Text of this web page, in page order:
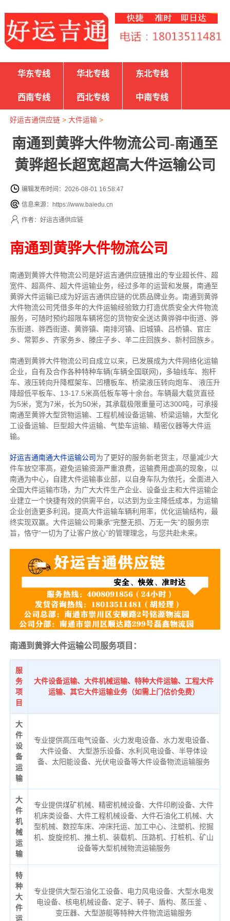
华东专线 华北专线 东北专线
西南专线 西北专线 中南专线
好运吉通供应链> 大件运输>
南通到黄骅大件物流公司-南通至
黄骅超长超宽超高大件运输公司
编辑发布时间：2026-08-01 16:58:47
信息来源：https://www.baiedu.cn
作者：好运吉通供应链
南通到黄骅大件物流公司
南通到黄骅大件物流公司是好运吉通供应链推出的专业超长件、超
宽件、超高件、超大件运输业务，经过多年的运营和发展，南通至
黄骅大件运输已成为好运吉通供应链的优质品牌业务。南通到黄骅
大件物流公司凭借多年的大件运输经验致力打造优质安全大件物流
服务，可随时预约超限车辆将您的货物安全送达黄骅骅中街道、骅
东街道、骅西街道、黄骅镇、南排河镇、旧城镇、吕桥镇、官庄
乡、常郭乡、齐家务乡、滕庄子乡、羊二庄回族乡、新村回族乡。
南通到黄骅大件物流公司自成立以来，已发展成为大件网络化运输
企业，自有及合作各种特种车辆(车辆全国联网)，多轴线车、抱杆
车、液压转向升降框架车、凹槽板车、桥梁液压转向炮车、 液压升
降超低平板车、13-17.5米高低板车等十余台。车辆最大载货直径
为5米，宽为7米，长为50米，其承载极限重量可达300吨，可承接
南通至黄骅大型货物运输、工程机械设备运输、桥梁运输，大型化
工设备运输、巨型超大件运输、气垫车运输、精密仪器等大件运
输。
好运吉通南通大件运输公司为了更好的服务新老货主，尽量减少大
件车放空率高，避免运输资源严重浪费，运输费用虚高的现象，以
南通为中心，自建大件运输事业部，以自身车队为依托，全面进入
全国大件运输市场，为广大大件生产企业、设备业主和大件运输企
业建立一个快捷有效的供需平台，以达到为业主降低成本，为运输
企业创造更多利润。提高大件运输车辆利用率，优化运输结构，最
终实现双赢。大件运输公司秉承“完整无损、万无一失”的服务宗
旨，恪守“一切为了让客户放心”的管理理念，与您共赴未来。
南通到黄骅大件运输公司服务项目：
服
务
项
目
大件设备运输、大件机械运输、特种大件运输、工程大件
运输、其它大件运输业务（如需上门估价免费）
大
件
设
备
运
输
专业提供高压电气设备、火力发电设备、水力发电设备、
大件设备、 大型游乐设备、水利风电设备、半导体设
备、太阳能设备、光伏电设备等大件设备物流运输服务
大
件
机
械
运
输
专业提供煤矿机械、精密机械设备、大件印刷设备、大件
机床类设备、大件工程机械设备、大件石油化工机械、大
型机械、数控车床、冲床托运、加工中心、注塑机、挖掘
机、旋旋挖机、推土机、装载机、压路机、打桩机、矿山
设备等大型机械物流运输服务
特
种
大
件
运
专业提供大型石油化工设备、电力风电设备、大型水电发
电设备、核电机械设备、定子、转子、盾构、蒸压釜 、
变压器、大型游艇等特种大件物流运输服务